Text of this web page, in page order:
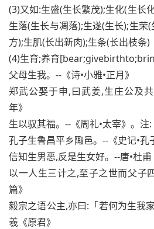
(3)又如:生盛(生长繁茂);生化(生长
生落(生长与凋落);生遂(生长);生荣
方);生肌(长出新肉);生条(长出枝条)
(4)生育;养育
父母生我。--《诗•小雅•正月》
郑武公娶于申,曰武姜,生庄公及
年》
生以驭其福。--《周礼•太宰》。注:
孔子生鲁昌平乡陬邑。--《史记•孔
信知生男恶,反是生女好。--唐•杜甫
以一人生三计之,至子之世而父子
篇》
毅宗之语公主,亦曰:「若何为生我
羲《原君》